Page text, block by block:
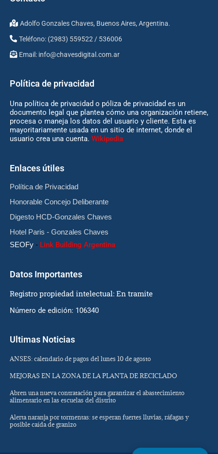
Adolfo Gonzales Chaves, Buenos Aires, Argentina.
Teléfono: (2983) 559522 / 536006
Email: info@chavesdigital.com.ar
Política de privacidad
Una política de privacidad o póliza de privacidad es un
documento legal que plantea cómo una organización retiene,
procesa o maneja los datos del usuario y cliente. Esta es
mayoritariamente usada en un sitio de internet, donde el
usuario crea una cuenta. Wikipedia
Enlaces útiles
Política de Privacidad
Honorable Concejo Deliberante
Digesto HCD-Gonzales Chaves
Hotel Paris - Gonzales Chaves
SEOFy - Link Building Argentina
Datos Importantes
Registro propiedad intelectual: En tramite
Número de edición: 106340
Ultimas Noticias
ANSES: calendario de pagos del lunes 10 de agosto
MEJORAS EN LA ZONA DE LA PLANTA DE RECICLADO
Abren una nueva contratación para garantizar el abastecimiento
alimentario en las escuelas del distrito
Alerta naranja por tormentas: se esperan fuertes lluvias, ráfagas y
posible caída de granizo